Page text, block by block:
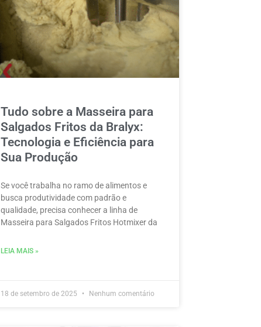
Tudo sobre a Masseira para
Salgados Fritos da Bralyx:
Tecnologia e Eficiência para
Sua Produção
Se você trabalha no ramo de alimentos e
busca produtividade com padrão e
qualidade, precisa conhecer a linha de
Masseira para Salgados Fritos Hotmixer da
LEIA MAIS »
18 de setembro de 2025 Nenhum comentário